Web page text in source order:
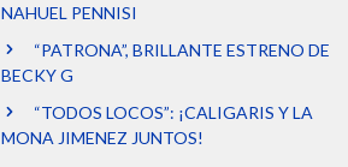
NAHUEL PENNISI
“PATRONA”, BRILLANTE ESTRENO DE
BECKY G
“TODOS LOCOS”: ¡CALIGARIS Y LA
MONA JIMENEZ JUNTOS!